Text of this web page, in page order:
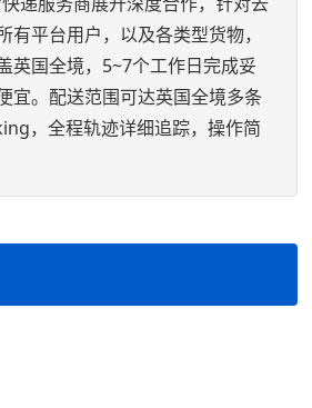
平台用户，以及各类型货物，
英国全境，5~7个工作日完成妥
宜。配送范围可达英国全境多条
，全程轨迹详细追踪，操作简